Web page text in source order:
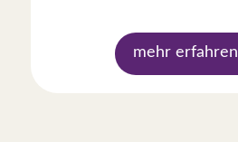
mehr erfahren